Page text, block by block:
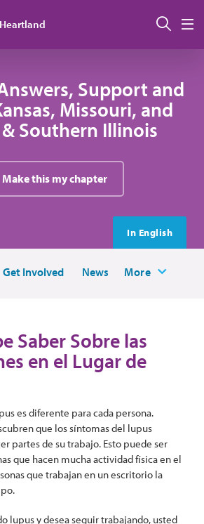
Heartland
Support and
Missouri, and
Southern Illinois
Make this my chapter
In English
Get Involved News More
Saber Sobre las
en el Lugar de
es diferente para cada persona.
que los síntomas del lupus
partes de su trabajo. Esto puede ser
que hacen mucha actividad física en el
que trabajan en un escritorio la
lupus y desea seguir trabajando, usted